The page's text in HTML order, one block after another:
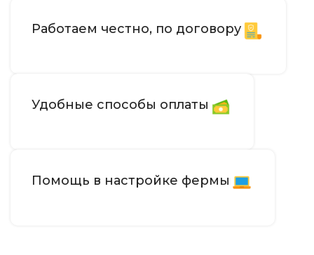
Работаем честно, по договору
Удобные способы оплаты
Помощь в настройке фермы